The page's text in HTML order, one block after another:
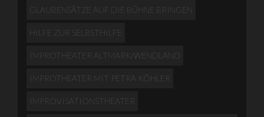
GLAUBENSÄTZE AUF DIE BÜHNE BRINGEN
HILFE ZUR SELBSTHILFE
IMPROTHEATER ALTMARK/WENDLAND
IMPROTHEATER MIT PETRA KÖHLER
IMPROVISATIONSTHEATER